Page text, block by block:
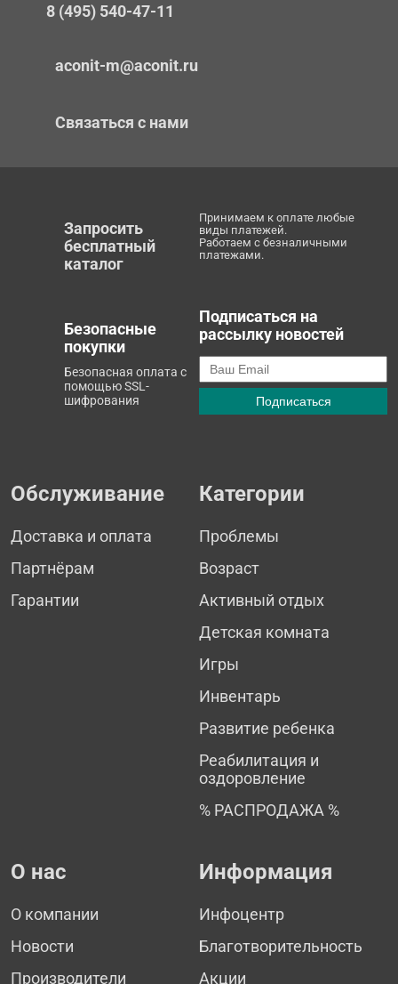
8 (495) 540-47-11
aconit-m@aconit.ru
Связаться с нами
Запросить
бесплатный
каталог
Принимаем к оплате любые
виды платежей.
Работаем с безналичными
платежами.
Безопасные
покупки
Безопасная оплата с
помощью SSL-
шифрования
Подписаться на
рассылку новостей
Обслуживание
Доставка и оплата
Партнёрам
Гарантии
Категории
Проблемы
Возраст
Активный отдых
Детская комната
Игры
Инвентарь
Развитие ребенка
Реабилитация и
оздоровление
% РАСПРОДАЖА %
О нас
О компании
Новости
Производители
Информация
Инфоцентр
Благотворительность
Акции